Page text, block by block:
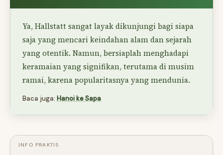
Ya, Hallstatt sangat layak dikunjungi bagi siapa
saja yang mencari keindahan alam dan sejarah
yang otentik. Namun, bersiaplah menghadapi
keramaian yang signifikan, terutama di musim
ramai, karena popularitasnya yang mendunia.
Baca juga: Hanoi ke Sapa
INFO PRAKTIS